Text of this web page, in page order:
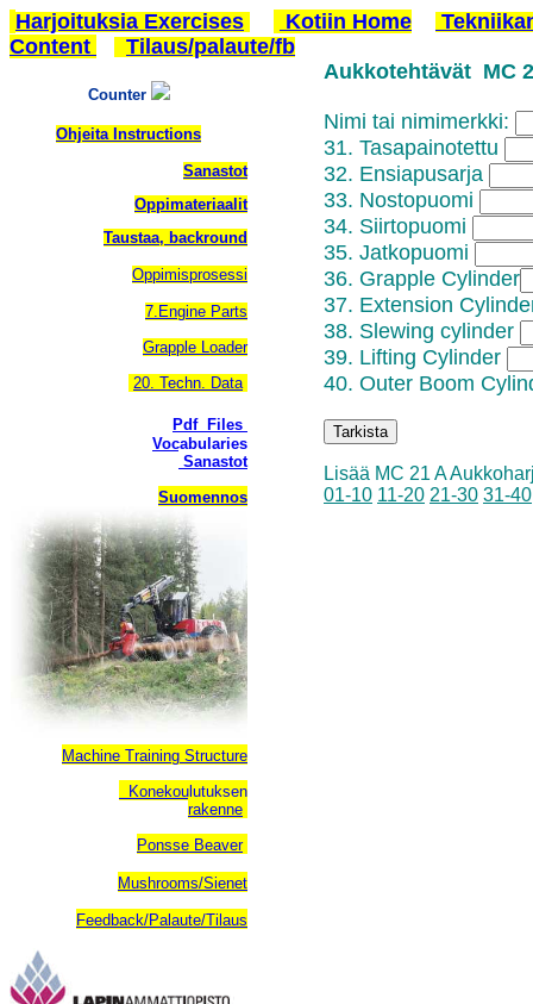
Harjoituksia Exercises Kotiin Home
Content
Tilaus/palaute/fb
Counter
Ohjeita Instructions
Sanastot
Oppimateriaalit
Taustaa, backround
Oppimisprosessi
7.Engine Parts
Grapple Loader
20. Techn. Data
Pdf Files
Vocabularies
Sanastot
Suomennos
Machine Training Structure
Konekoulutuksen
rakenne
Ponsse Beaver
Mushrooms/Sienet
Feedback/Palaute/Tilaus
Aukkotehtävät MC
Nimi tai nimimerkki:
31. Tasapainotettu
32. Ensiapusarja
33. Nostopuomi
34. Siirtopuomi
35. Jatkopuomi
36. Grapple Cylinder
37. Extension
38. Slewing cylinder
39. Lifting Cylinder
40. Outer Boom
Lisää MC 21 A
01-10 11-20 21-30 31-40